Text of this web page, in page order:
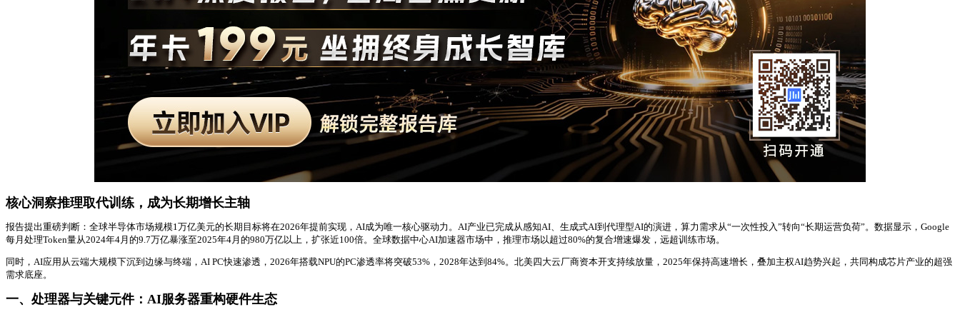
核心洞察推理取代训练，成为长期增长主轴
报告提出重磅判断：全球半导体市场规模1万亿美元的长期目标将在2026年提前实现，AI成为唯一核心驱动力。AI产业已完成从感知AI、生成式AI到代理型AI的演进，算力需求从“一次性投入”转向“长期运营负荷”。数据显示，Google
每月处理Token量从2024年4月的9.7万亿暴涨至2025年4月的980万亿以上，扩张近100倍。全球数据中心AI加速器市场中，推理市场以超过80%的复合增速爆发，远超训练市场。
同时，AI应用从云端大规模下沉到边缘与终端，AI PC快速渗透，2026年搭载NPU的PC渗透率将突破53%，2028年达到84%。北美四大云厂商资本开支持续放量，2025年保持高速增长，叠加主权AI趋势兴起，共同构成芯片产业的超强
需求底座。
一、处理器与关键元件：AI服务器重构硬件生态